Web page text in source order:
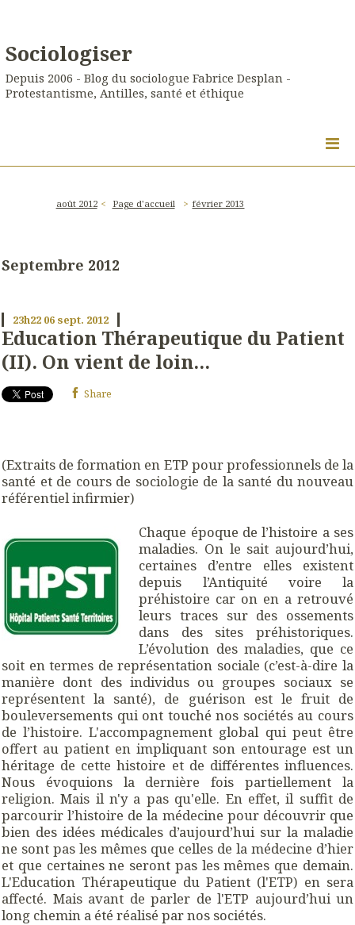
Sociologiser
Depuis 2006 - Blog du sociologue Fabrice Desplan -
Protestantisme, Antilles, santé et éthique
août 2012 Page d'accueil février 2013
Septembre 2012
23h22 06 sept. 2012
Education Thérapeutique du Patient
(II). On vient de loin...
Share
(Extraits de formation en ETP pour professionnels de la
santé et de cours de sociologie de la santé du nouveau
référentiel infirmier)
Chaque époque de l’histoire a ses
maladies. On le sait aujourd’hui,
certaines d’entre elles existent
depuis l’Antiquité voire la
préhistoire car on en a retrouvé
leurs traces sur des ossements
dans des sites préhistoriques.
L’évolution des maladies, que ce
soit en termes de représentation sociale (c’est-à-dire la
manière dont des individus ou groupes sociaux se
représentent la santé), de guérison est le fruit de
bouleversements qui ont touché nos sociétés au cours
de l’histoire. L'accompagnement global qui peut être
offert au patient en impliquant son entourage est un
héritage de cette histoire et de différentes influences.
Nous évoquions la dernière fois partiellement la
religion. Mais il n'y a pas qu'elle. En effet, il suffit de
parcourir l’histoire de la médecine pour découvrir que
bien des idées médicales d’aujourd’hui sur la maladie
ne sont pas les mêmes que celles de la médecine d’hier
et que certaines ne seront pas les mêmes que demain.
L'Education Thérapeutique du Patient (l'ETP) en sera
affecté. Mais avant de parler de l'ETP aujourd’hui un
long chemin a été réalisé par nos sociétés.